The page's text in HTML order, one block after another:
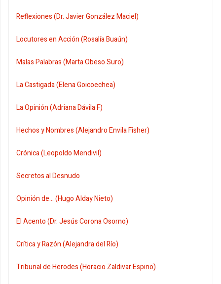
Reflexiones (Dr. Javier González Maciel)
Locutores en Acción (Rosalía Buaún)
Malas Palabras (Marta Obeso Suro)
La Castigada (Elena Goicoechea)
La Opinión (Adriana Dávila F)
Hechos y Nombres (Alejandro Envila Fisher)
Crónica (Leopoldo Mendivil)
Secretos al Desnudo
Opinión de... (Hugo Alday Nieto)
El Acento (Dr. Jesús Corona Osorno)
Crítica y Razón (Alejandra del Río)
Tribunal de Herodes (Horacio Zaldivar Espino)